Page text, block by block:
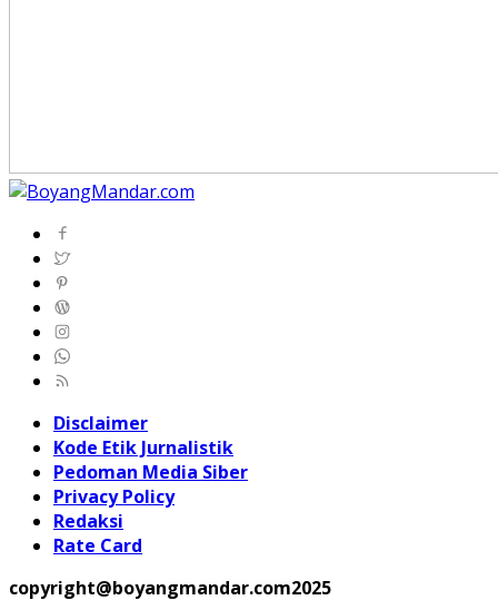
Disclaimer
Kode Etik Jurnalistik
Pedoman Media Siber
Privacy Policy
Redaksi
Rate Card
copyright@boyangmandar.com2025